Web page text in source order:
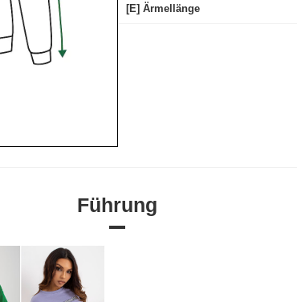
[E] Ärmellänge
Führung